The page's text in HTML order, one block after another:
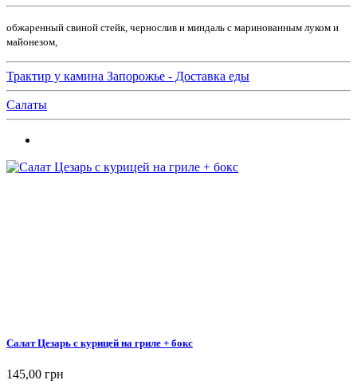
обжаренный свиной стейк, чернослив и миндаль с маринованным луком и
майонезом,
Трактир у камина Запорожье - Доставка еды
Салаты
Салат Цезарь с курицей на гриле + бокс
145,00 грн